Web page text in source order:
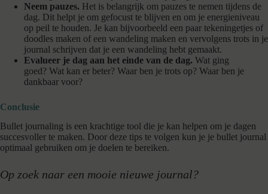
Neem pauzes. Het is belangrijk om pauzes te nemen tijdens de
dag. Dit helpt je om gefocust te blijven en om je energieniveau
op peil te houden. Je kan bijvoorbeeld een paar tekeningetjes of
doodles maken of een wandeling maken en vervolgens trots in je
journal schrijven dat je een wandeling hebt gemaakt.
Evalueer je dag aan het einde van de dag. Wat ging
goed? Wat kan er beter? Waar ben je trots op? Waar ben je
dankbaar voor?
Conclusie
Bullet journaling is een krachtige tool die je kan helpen om je dagen
succesvoller te maken. Door deze tips te volgen kun je je bullet journal
optimaal gebruiken om je doelen te bereiken.
Op zoek naar een mooie nieuwe journal?